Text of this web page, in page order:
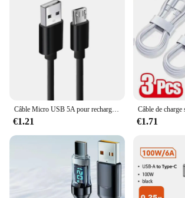
Câble Micro USB 5A pour recharge rapide et transfert de données, cordon de chargeur type C pour téléphone portable Xiaomi, Samsung et Android
€1.21 €1.71